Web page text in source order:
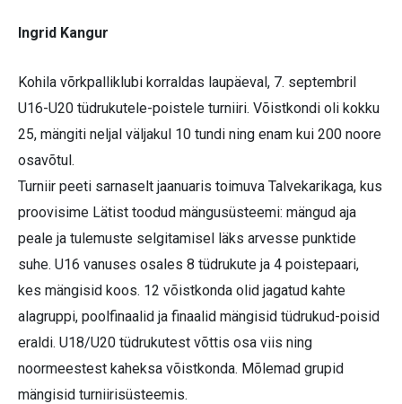
Ingrid Kangur
Kohila võrkpalliklubi korraldas laupäeval, 7. septembril
U16-U20 tüdrukutele-poistele turniiri. Võistkondi oli kokku
25, mängiti neljal väljakul 10 tundi ning enam kui 200 noore
osavõtul.
Turniir peeti sarnaselt jaanuaris toimuva Talvekarikaga, kus
proovisime Lätist toodud mängusüsteemi: mängud aja
peale ja tulemuste selgitamisel läks arvesse punktide
suhe. U16 vanuses osales 8 tüdrukute ja 4 poistepaari,
kes mängisid koos. 12 võistkonda olid jagatud kahte
alagruppi, poolfinaalid ja finaalid mängisid tüdrukud-poisid
eraldi. U18/U20 tüdrukutest võttis osa viis ning
noormeestest kaheksa võistkonda. Mõlemad grupid
mängisid turniirisüsteemis.